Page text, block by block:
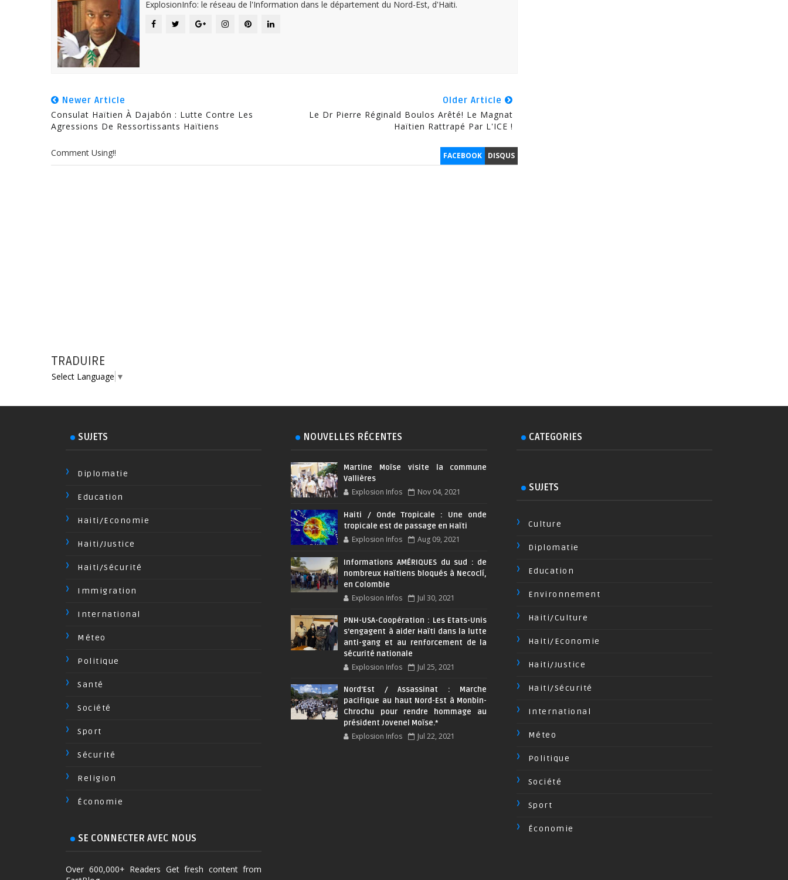
ExplosionInfo: le réseau de l'Information dans le département du Nord-Est, d'Haiti.
Newer Article
Consulat Haïtien À Dajabón : Lutte Contre Les
Agressions De Ressortissants Haïtiens
Older Article
Le Dr Pierre Réginald Boulos Arêté! Le Magnat
Haïtien Rattrapé Par L'ICE !
FACEBOOK DISQUS
Comment Using!!
TRADUIRE
Select Language ▼
SUJETS
Diplomatie
Education
Haiti/Economie
Haiti/Justice
Haiti/Sécurité
Immigration
International
Méteo
Politique
Santé
Société
Sport
Sécurité
Religion
Économie
SE CONNECTER AVEC NOUS
Over 600,000+ Readers Get fresh content from
NOUVELLES RÉCENTES
Martine Moïse visite la commune
Vallières
Explosion Infos Nov 04, 2021
Haiti / Onde Tropicale : Une onde
tropicale est de passage en Haïti
Explosion Infos Aug 09, 2021
Informations AMÉRIQUES du sud : de
nombreux Haïtiens bloqués à Necoclí,
en Colombie
Explosion Infos Jul 30, 2021
PNH-USA-Coopération : Les Etats-Unis
s’engagent à aider Haïti dans la lutte
anti-gang et au renforcement de la
sécurité nationale
Explosion Infos Jul 25, 2021
Nord'Est / Assassinat : Marche
pacifique au haut Nord-Est à Monbin-
Chrochu pour rendre hommage au
président Jovenel Moïse.*
Explosion Infos Jul 22, 2021
CATEGORIES
SUJETS
Culture
Diplomatie
Education
Environnement
Haiti/Culture
Haiti/Economie
Haiti/Justice
Haiti/Sécurité
International
Méteo
Politique
Société
Sport
Économie